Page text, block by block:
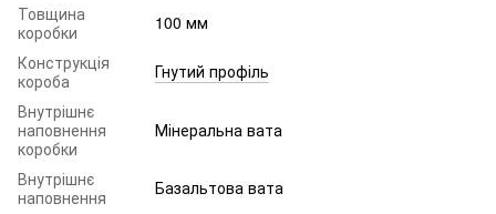
Товщина
коробки
100 мм
Конструкція
короба
Гнутий профіль
Внутрішнє
наповнення
коробки
Мінеральна вата
Внутрішнє
наповнення
Базальтова вата